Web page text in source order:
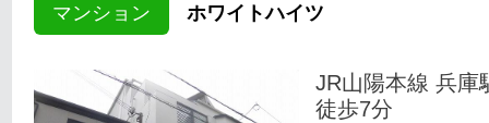
マンション ホワイトハイツ
JR山陽本線 兵庫
徒歩7分